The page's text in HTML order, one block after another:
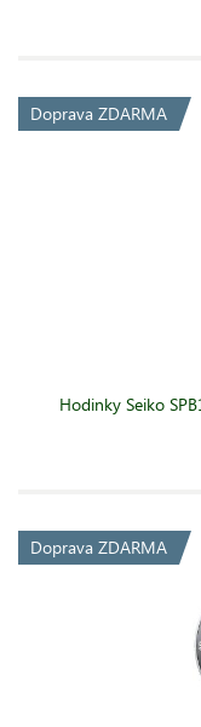
Doprava ZDARMA
Hodinky Seiko
Doprava ZDARMA